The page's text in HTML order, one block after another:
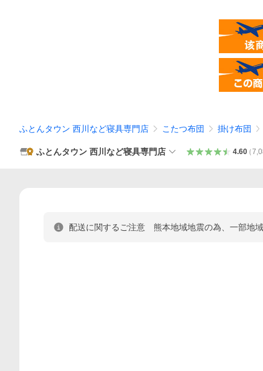
ふとんタウン 西川など寝具専門店 こたつ布団 掛け布団
ふとんタウン 西川など寝具専門店 4.60（
配送に関するご注意 熊本地域地震の為、一部地